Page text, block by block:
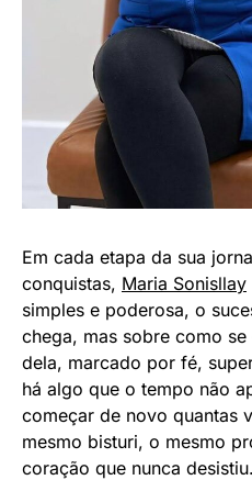
Em cada etapa da sua
conquistas, Maria Sonisllay
simples e poderosa, o
chega, mas sobre como
dela, marcado por fé,
há algo que o tempo não
começar de novo quantas
mesmo bisturi, o mesmo
coração que nunca desistiu.